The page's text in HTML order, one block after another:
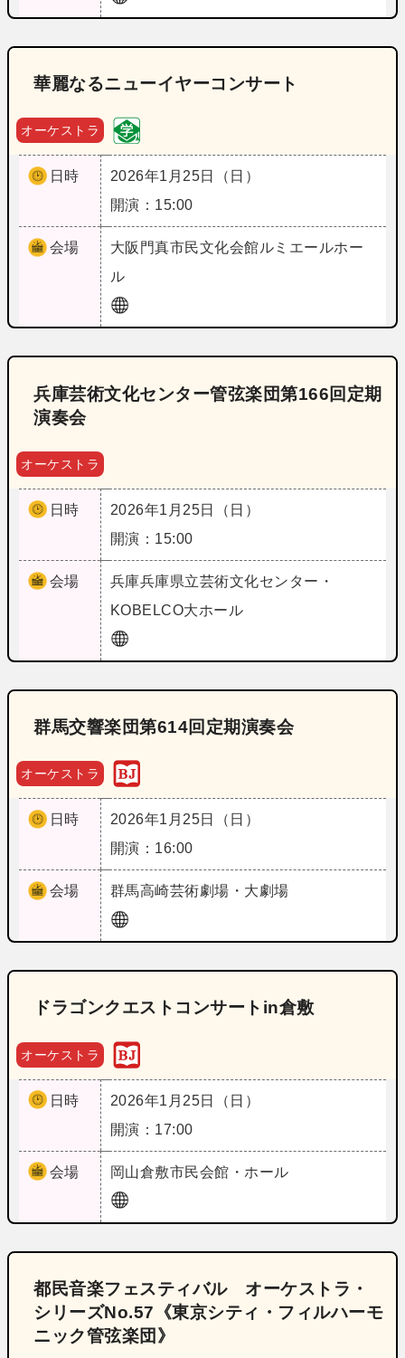
華麗なるニューイヤーコンサート
オーケストラ
日時
2026年1月25日（日）
開演：15:00
会場 大阪 門真市民文化会館ルミエールホー
ル
兵庫芸術文化センター管弦楽団第166回定期
演奏会
オーケストラ
日時
2026年1月25日（日）
開演：15:00
会場 兵庫兵庫県立芸術文化センター・
KOBELCO大ホール
群馬交響楽団第614回定期演奏会
オーケストラ
日時
2026年1月25日（日）
開演：16:00
会場 群馬高崎芸術劇場・大劇場
ドラゴンクエストコンサートin倉敷
オーケストラ
日時
2026年1月25日（日）
開演：17:00
会場 岡山倉敷市民会館・ホール
都民音楽フェスティバル オーケストラ・
シリーズNo.57《東京シティ・フィルハーモ
ニック管弦楽団》